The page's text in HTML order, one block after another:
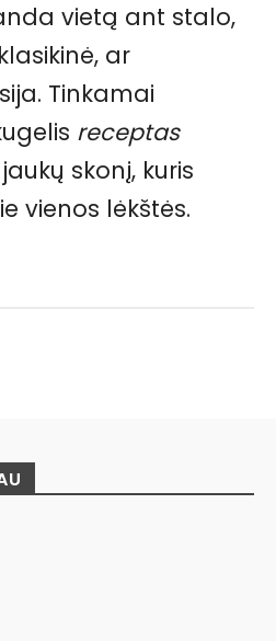
vietą ant stalo,
ar
Tinkamai
receptas
skonį, kuris
vienos lėkštės.